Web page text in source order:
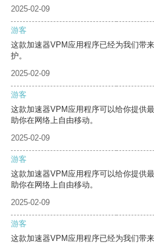
2025-02-09
游客
这款加速器VPM应用程序已经为我们带
护。
2025-02-09
游客
这款加速器VPM应用程序可以给你提供
助你在网络上自由移动。
2025-02-09
游客
这款加速器VPM应用程序可以给你提供
助你在网络上自由移动。
2025-02-09
游客
这款加速器VPM应用程序已经为我们带